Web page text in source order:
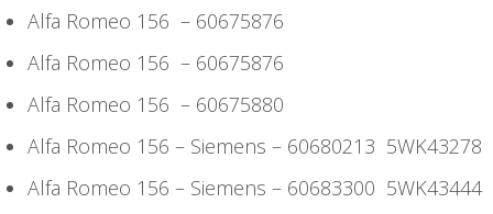
Alfa Romeo 156 – 60675876
Alfa Romeo 156 – 60675876
Alfa Romeo 156 – 60675880
Alfa Romeo 156 – Siemens – 60680213 5WK43278
Alfa Romeo 156 – Siemens – 60683300 5WK43444